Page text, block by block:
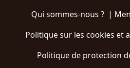
Qui sommes-nous ?|
Politique sur les cookies et
Politique de protection